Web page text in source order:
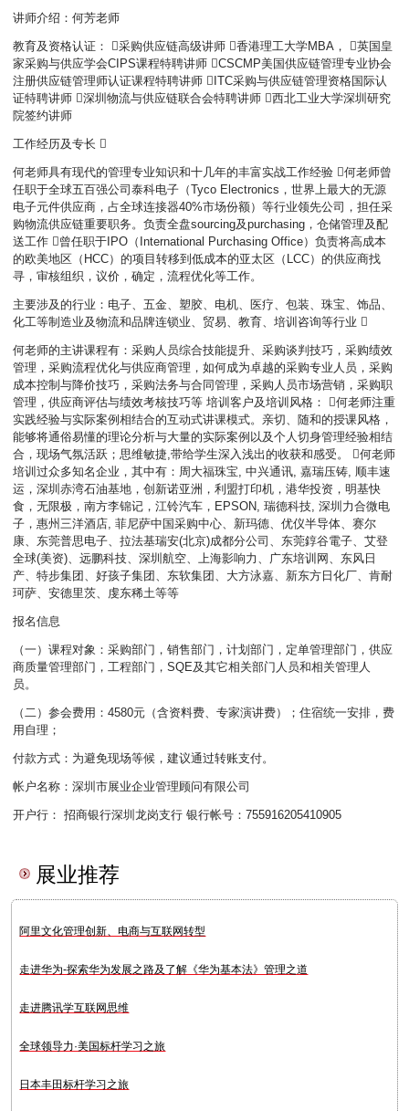
讲师介绍：何芳老师
教育及资格认证： 采购供应链高级讲师 香港理工大学MBA， 英国皇
家采购与供应学会CIPS课程特聘讲师 CSCMP美国供应链管理专业协会
注册供应链管理师认证课程特聘讲师 ITC采购与供应链管理资格国际认
证特聘讲师 深圳物流与供应链联合会特聘讲师 西北工业大学深圳研究
院签约讲师
工作经历及专长 
何老师具有现代的管理专业知识和十几年的丰富实战工作经验 何老师曾
任职于全球五百强公司泰科电子（Tyco Electronics，世界上最大的无源
电子元件供应商，占全球连接器40%市场份额）等行业领先公司，担任采
购物流供应链重要职务。负责全盘sourcing及purchasing，仓储管理及配
送工作 曾任职于IPO（International Purchasing Office）负责将高成本
的欧美地区（HCC）的项目转移到低成本的亚太区（LCC）的供应商找
寻，审核组织，议价，确定，流程优化等工作。
主要涉及的行业：电子、五金、塑胶、电机、医疗、包装、珠宝、饰品、
化工等制造业及物流和品牌连锁业、贸易、教育、培训咨询等行业 
何老师的主讲课程有：采购人员综合技能提升、采购谈判技巧，采购绩效
管理，采购流程优化与供应商管理，如何成为卓越的采购专业人员，采购
成本控制与降价技巧，采购法务与合同管理，采购人员市场营销，采购职
管理，供应商评估与绩效考核技巧等 培训客户及培训风格： 何老师注重
实践经验与实际案例相结合的互动式讲课模式。亲切、随和的授课风格，
能够将通俗易懂的理论分析与大量的实际案例以及个人切身管理经验相结
合，现场气氛活跃；思维敏捷,带给学生深入浅出的收获和感受。 何老师
培训过众多知名企业，其中有：周大福珠宝, 中兴通讯, 嘉瑞压铸, 顺丰速
运，深圳赤湾石油基地，创新诺亚洲，利盟打印机，港华投资，明基快
食，无限极，南方李锦记，江铃汽车，EPSON, 瑞德科技, 深圳力合微电
子，惠州三洋酒店, 菲尼萨中国采购中心、新玛德、优仪半导体、赛尔
康、东莞普思电子、拉法基瑞安(北京)成都分公司、东莞錞谷電子、艾登
全球(美资)、远鹏科技、深圳航空、上海影响力、广东培训网、东风日
产、特步集团、好孩子集团、东软集团、大方泳嘉、新东方日化厂、肯耐
珂萨、安德里茨、虔东稀土等等
报名信息
（一）课程对象：采购部门，销售部门，计划部门，定单管理部门，供应
商质量管理部门，工程部门，SQE及其它相关部门人员和相关管理人
员。
（二）参会费用：4580元（含资料费、专家演讲费）；住宿统一安排，费
用自理；
付款方式：为避免现场等候，建议通过转账支付。
帐户名称：深圳市展业企业管理顾问有限公司
开户行： 招商银行深圳龙岗支行 银行帐号：755916205410905
展业推荐
阿里文化管理创新、电商与互联网转型
走进华为-探索华为发展之路及了解《华为基本法》管理之道
走进腾讯学互联网思维
全球领导力·美国标杆学习之旅
日本丰田标杆学习之旅